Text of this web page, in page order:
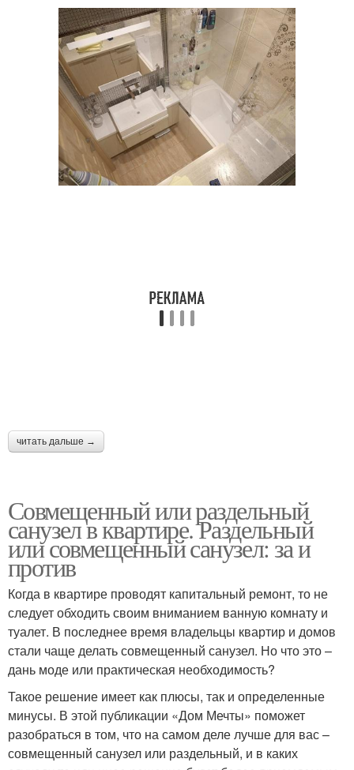
Минимальный санузел
читать дальше →
Совмещенный или раздельный
санузел в квартире. Раздельный
или совмещенный санузел: за и
против
Когда в квартире проводят капитальный ремонт, то не
следует обходить своим вниманием ванную комнату и
туалет. В последнее время владельцы квартир и домов
стали чаще делать совмещенный санузел. Но что это –
дань моде или практическая необходимость?
Такое решение имеет как плюсы, так и определенные
минусы. В этой публикации «Дом Мечты» поможет
разобраться в том, что на самом деле лучше для вас –
совмещенный санузел или раздельный, и в каких